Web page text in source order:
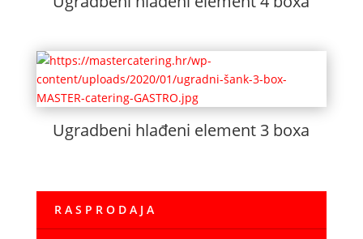
Ugradbeni hlađeni element 3 boxa
R A S P R O D A J A